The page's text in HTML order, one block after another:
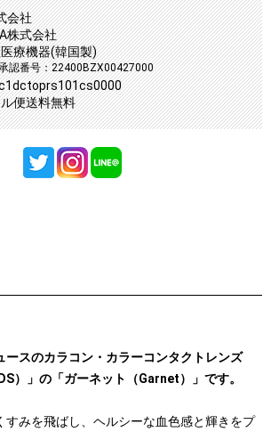
会社
株式会社
療機器(韓国製)
認番号：22400BZX00427000
便送料無料
ースのカラコン・カラーコンタクトレンズ
）」の「ガーネット（Garnet）」です。
すみを飛ばし、ヘルシーな血色感と輝きをプ